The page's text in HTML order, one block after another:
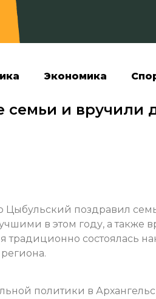
Экономика
семьи и вручили
Цыбульский поздравил
в этом году, а также
традиционно состоялась
политики в